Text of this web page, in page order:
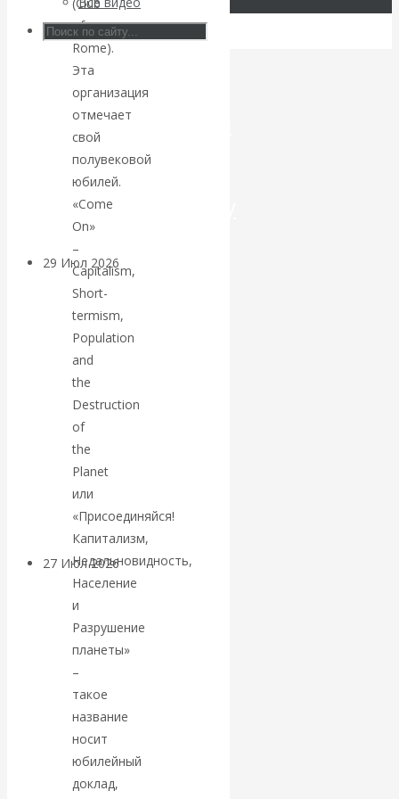
Искусственный
интеллект —
революционный
переход к
посткапитализму
29 Июл 2026
финансовая олигархия
Валентин
Катасонов.
«Мировые
ростовщики»:
вчера и сегодня
27 Июл 2026Мировая
валютная система
Валентин
КАтасонов.
«МЕТОД
ОТМЫВАНИЯ
of
Rome).
Эта
организация
отмечает
свой
полувековой
юбилей.
«Come
On»
–
Capitalism,
Short-
termism,
Population
and
the
Destruction
of
the
Planet
или
«Присоединяйся!
Капитализм,
Недальновидность,
Население
и
Разрушение
планеты»
–
такое
название
носит
юбилейный
доклад,